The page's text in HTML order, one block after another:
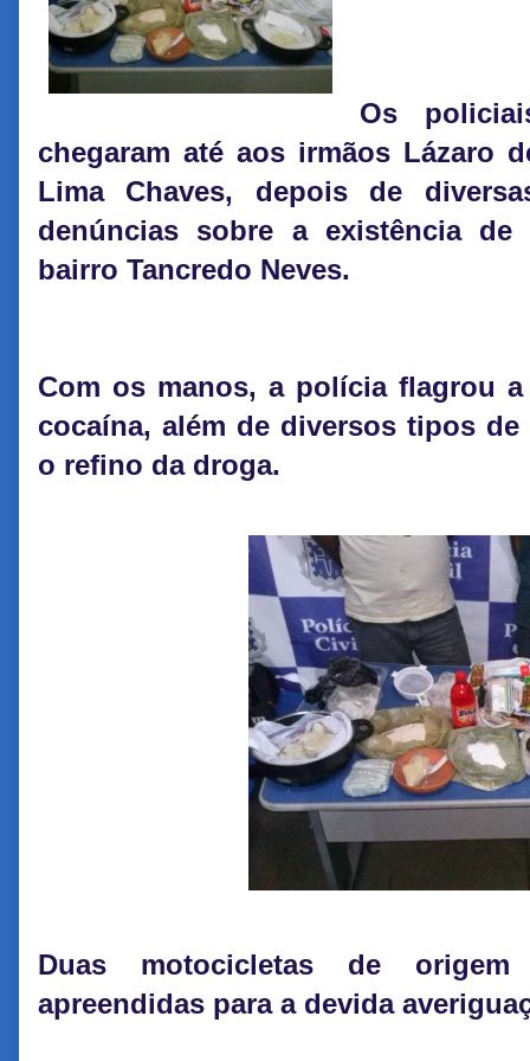
Os
chegaram até aos irmãos Lázaro
Lima Chaves, depois de
denúncias sobre a existência
bairro Tancredo Neves.
Com os manos, a polícia flagrou
cocaína, além de diversos tipos
o refino da droga.
Duas motocicletas de
apreendidas para a devida